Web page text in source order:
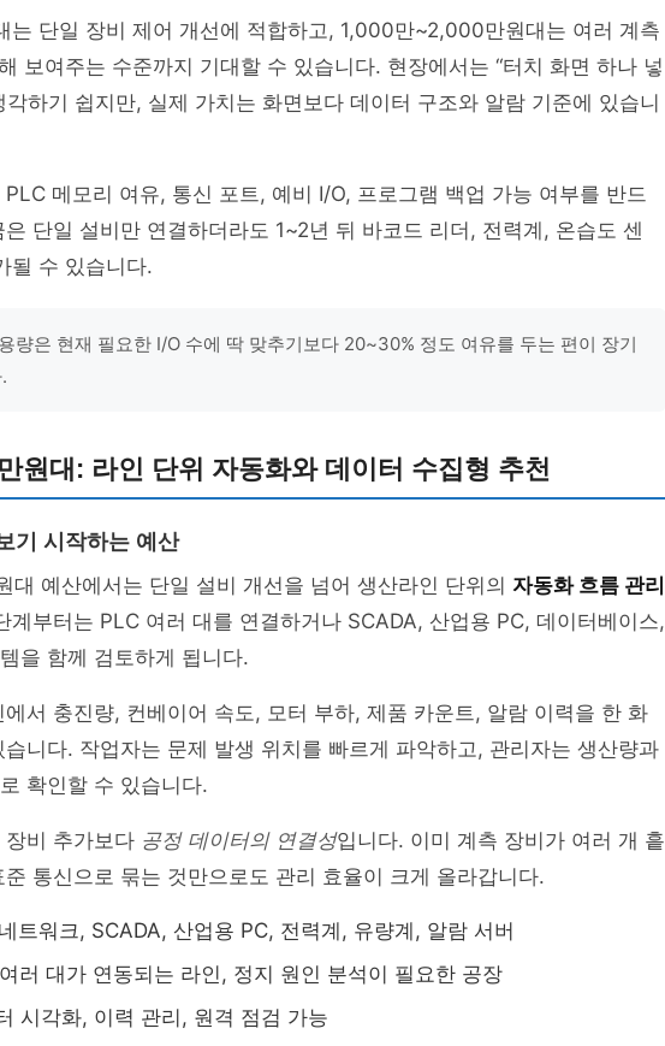
는 단일 장비 제어 개선에 적합하고, 1,000만~2,000만원대는 여러 계측
보여주는 수준까지 기대할 수 있습니다. 현장에서는 “터치 화면 하나 넣
각하기 쉽지만, 실제 가치는 화면보다 데이터 구조와 알람 기준에 있습니
메모리 여유, 통신 포트, 예비 I/O, 프로그램 백업 가능 여부를 반드
단일 설비만 연결하더라도 1~2년 뒤 바코드 리더, 전력계, 온습도 센
될 수 있습니다.
량은 현재 필요한 I/O 수에 딱 맞추기보다 20~30% 정도 여유를 두는 편이 장기
원대: 라인 단위 자동화와 데이터 수집형 추천
기 시작하는 예산
예산에서는 단일 설비 개선을 넘어 생산라인 단위의 자동화 흐름 관리
계부터는 PLC 여러 대를 연결하거나 SCADA, 산업용 PC, 데이터베이스,
을 함께 검토하게 됩니다.
서 충진량, 컨베이어 속도, 모터 부하, 제품 카운트, 알람 이력을 한 화
니다. 작업자는 문제 발생 위치를 빠르게 파악하고, 관리자는 생산량과
확인할 수 있습니다.
비 추가보다 공정 데이터의 연결성입니다. 이미 계측 장비가 여러 개 흩
통신으로 묶는 것만으로도 관리 효율이 크게 올라갑니다.
트워크, SCADA, 산업용 PC, 전력계, 유량계, 알람 서버
러 대가 연동되는 라인, 정지 원인 분석이 필요한 공장
시각화, 이력 관리, 원격 점검 가능